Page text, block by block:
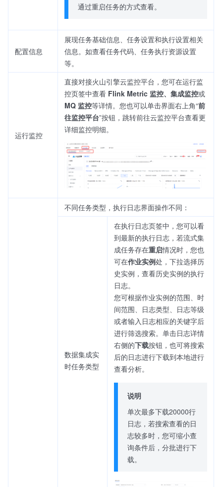
通过重启任务的方式查看。
配置信息
展现任务基础信息、任务设置和执行设置相关
信息。如查看任务代码、任务执行资源设置
等。
运行监控
直接对接火山引擎云监控平台，您可在运行监
控页签中查看 Flink Metric 监控、集成监控或
MQ 监控等详情。您也可以单击界面右上角“前
往监控平台”按钮，跳转前往云监控平台查看更
详细监控明细。
不同任务类型，执行日志界面操作不同：
数据集成实
时任务类型
在执行日志页签中，您可以看
到最新的执行日志，若流式集
成任务存在重启情况时，您也
可在作业实例处，下拉选择历
史实例，查看历史实例的执行
日志。
您可根据作业实例的范围、时
间范围、日志类型、日志等级
或者输入日志相应的关键字后
进行筛选搜索。单击日志详情
右侧的下载按钮，也可将搜索
后的日志进行下载到本地进行
查看分析。
说明
单次最多下载20000行
日志，若搜索查看的日
志较多时，您可缩小查
询条件后，分批进行下
载。